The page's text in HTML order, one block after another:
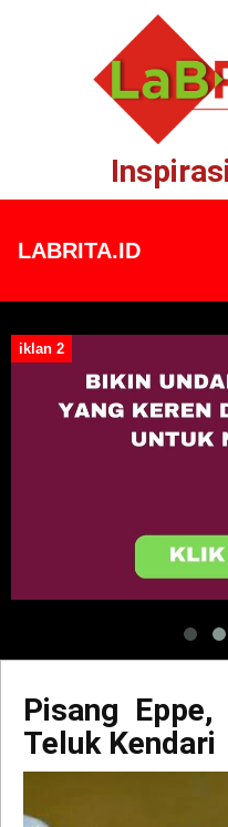
LABRITA.ID
iklan 2
Pisang
Teluk Kendari